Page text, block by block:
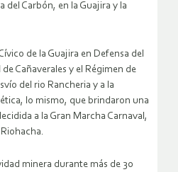
del Carbón, en la Guajira y la
de la Guajira en Defensa del
Cañaverales y el Régimen de
del rio Rancheria y a la
lo mismo, que brindaron una
a la Gran Marcha Carnaval,
minera durante más de 30